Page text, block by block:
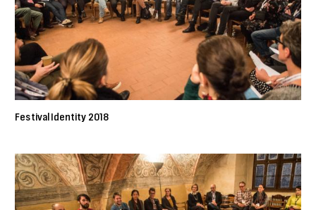
Festival Identity 2018